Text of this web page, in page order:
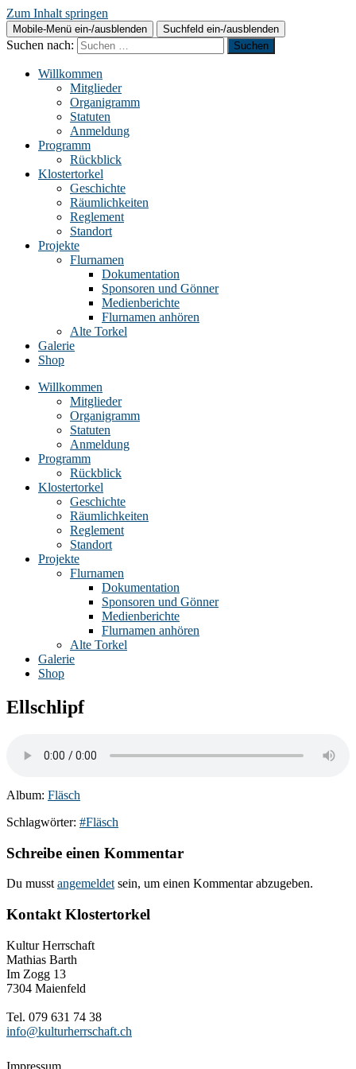
Zum Inhalt springen
Mobile-Menü ein-/ausblenden Suchfeld ein-/ausblenden
Suchen nach:
Willkommen
Mitglieder
Organigramm
Statuten
Anmeldung
Programm
Rückblick
Klostertorkel
Geschichte
Räumlichkeiten
Reglement
Standort
Projekte
Flurnamen
Dokumentation
Sponsoren und Gönner
Medienberichte
Flurnamen anhören
Alte Torkel
Galerie
Shop
Willkommen
Mitglieder
Organigramm
Statuten
Anmeldung
Programm
Rückblick
Klostertorkel
Geschichte
Räumlichkeiten
Reglement
Standort
Projekte
Flurnamen
Dokumentation
Sponsoren und Gönner
Medienberichte
Flurnamen anhören
Alte Torkel
Galerie
Shop
Ellschlipf
Album: Fläsch
Schlagwörter: #Fläsch
Schreibe einen Kommentar
Du musst angemeldet sein, um einen Kommentar abzugeben.
Kontakt Klostertorkel
Kultur Herrschaft
Mathias Barth
Im Zogg 13
7304 Maienfeld
Tel. 079 631 74 38
info@kulturherrschaft.ch